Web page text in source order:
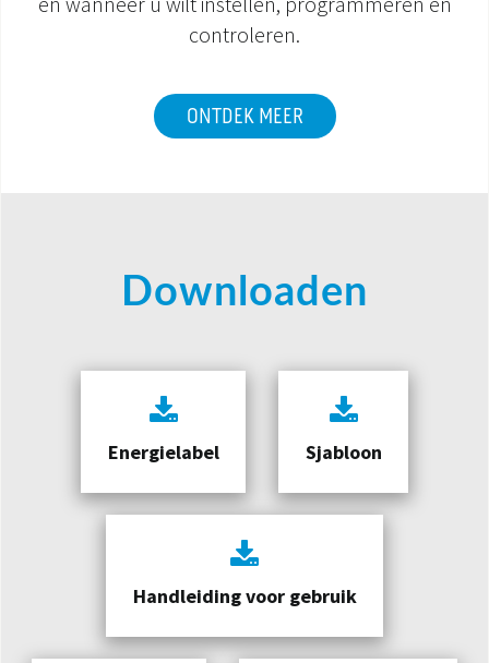
controleren.
ONTDEK MEER
Downloaden
Energielabel Sjabloon
Handleiding voor gebruik